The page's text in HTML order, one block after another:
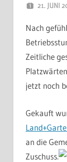
21. JUNI
Nach
Zeitliche
jetzt noch
Gekauft
an die
Zuschuss.